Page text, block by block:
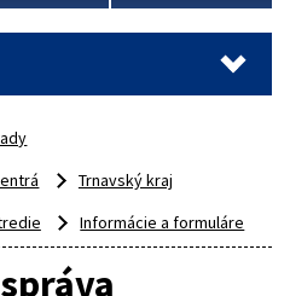
Trnavský kraj
Informácie a formuláre